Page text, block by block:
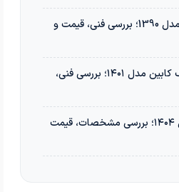
خرید پژو 206 تیپ 2 مدل 1390؛ بررسی فنی، قیمت و
خرید نیسان پیکاپ تک کابین مدل ۱۴۰۱؛ بررسی فنی،
معرفی لوکانو L7 مدل ۱۴۰۴؛ بررسی مشخصات، قیمت